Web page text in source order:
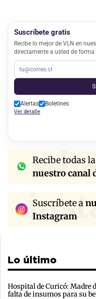
Suscríbete gratis
Recibe lo mejor de VLN en
directamente a usted de
Alertas Boletines
Ver detalle
Recibe todas
nuestro canal
Suscríbete a
Instagram
Lo último
Hospital de Curicó: Madre
falta de insumos para su